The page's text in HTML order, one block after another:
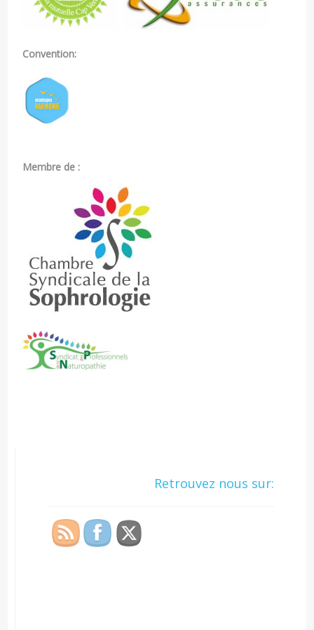
Convention:
Membre de :
Retrouvez nous sur: